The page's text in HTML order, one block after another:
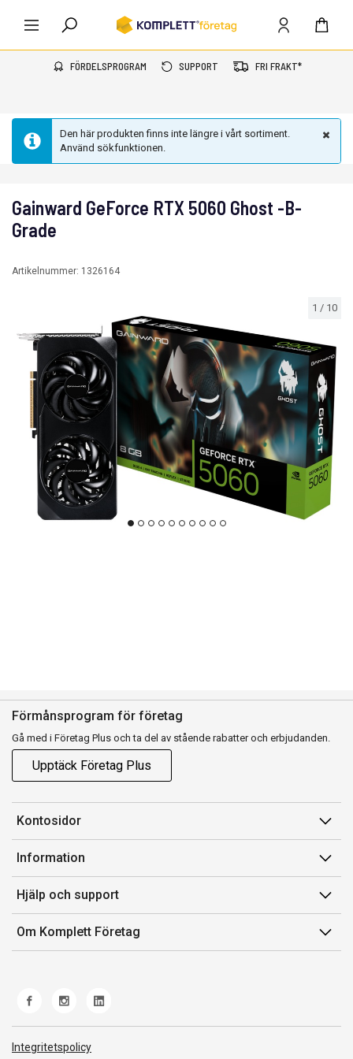
FÖRDELSPROGRAM SUPPORT FRI FRAKT*
Den här produkten finns inte längre i vårt sortiment.
Använd sökfunktionen.
1 / 10
Gainward GeForce RTX 5060 Ghost -B-
Grade
Artikelnummer: 1326164
Förmånsprogram för företag
Gå med i Företag Plus och ta del av stående rabatter och erbjudanden.
Upptäck Företag Plus
Kontosidor
Mina sidor
Orderhistorik
Fakturor & Kvitton
Inköpslistor
Information
Försäljningsvillkor
Villkor för Komplett Företag Plus
Felsökning & guider
Hjälp och support
Kontakta oss
Kundservice
Frakt och leverans
Om Komplett Företag
Integritetspolicy